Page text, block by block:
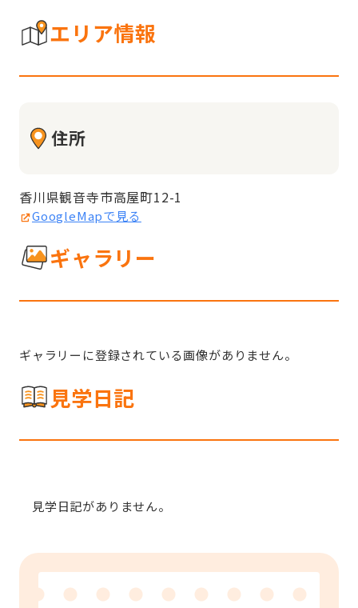
エリア情報
住所
香川県観音寺市高屋町12-1
GoogleMapで見る
ギャラリー
ギャラリーに登録されている画像がありません。
見学日記
見学日記がありません。